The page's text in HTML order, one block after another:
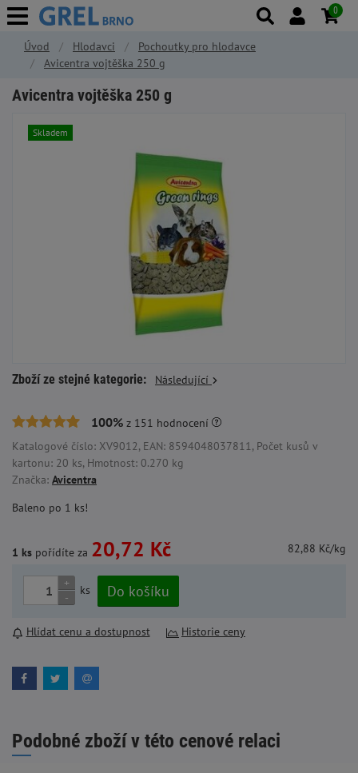
Úvod Hlodavci
Pochoutky pro hlodavce
Avicentra vojtěška 250 g
Avicentra vojtěška 250 g
Skladem
Zboží ze stejné kategorie: Následující
100% z 151 hodnocení
Katalogové číslo: XV9012, EAN: 8594048037811, Počet kusů v
kartonu: 20 ks, Hmotnost: 0.270 kg
Značka: Avicentra
Baleno po 1 ks!
1 ks pořídíte za 20,72 Kč 82,88 Kč/kg
+
-
ks Do košíku
Hlídat cenu a dostupnost Historie ceny
Podobné zboží v této cenové relaci
0